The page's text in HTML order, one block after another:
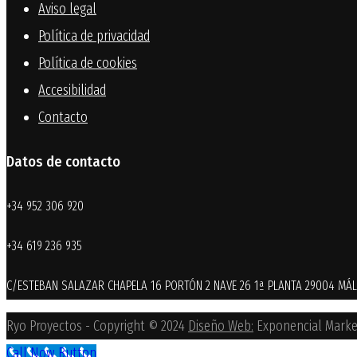
Aviso legal
Política de privacidad
Política de cookies
Accesibilidad
Contacto
Datos de contacto
+34 952 306 920
+34 619 236 935
C/ESTEBAN SALAZAR CHAPELA 16 PORTÓN 2 NAVE 26 1ª PLANTA 29004
Ryo Proyectos - Copyright © 2024 Diseño Web: Exponencial
Call Now Button